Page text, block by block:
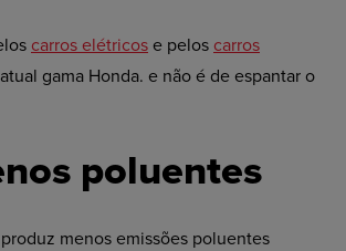
carros elétricos e pelos carros
gama Honda. e não é de espantar o
poluentes
menos emissões poluentes